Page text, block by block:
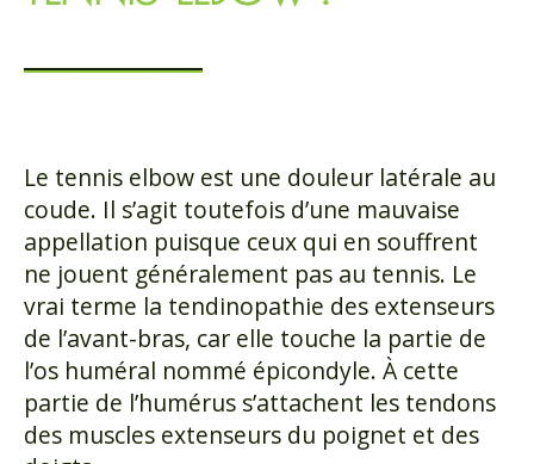
Le tennis elbow est une douleur latérale au
coude. Il s’agit toutefois d’une mauvaise
appellation puisque ceux qui en souffrent
ne jouent généralement pas au tennis. Le
vrai terme la tendinopathie des extenseurs
de l’avant-bras, car elle touche la partie de
l’os huméral nommé épicondyle. À cette
partie de l’humérus s’attachent les tendons
des muscles extenseurs du poignet et des